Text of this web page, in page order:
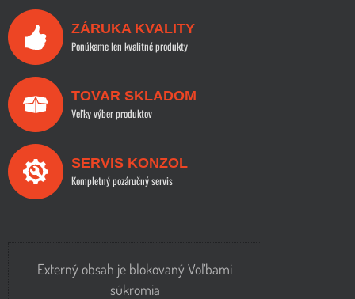
ZÁRUKA KVALITY
Ponúkame len kvalitné produkty
TOVAR SKLADOM
Veľky výber produktov
SERVIS KONZOL
Kompletný pozáručný servis
Externý obsah je blokovaný Voľbami
súkromia